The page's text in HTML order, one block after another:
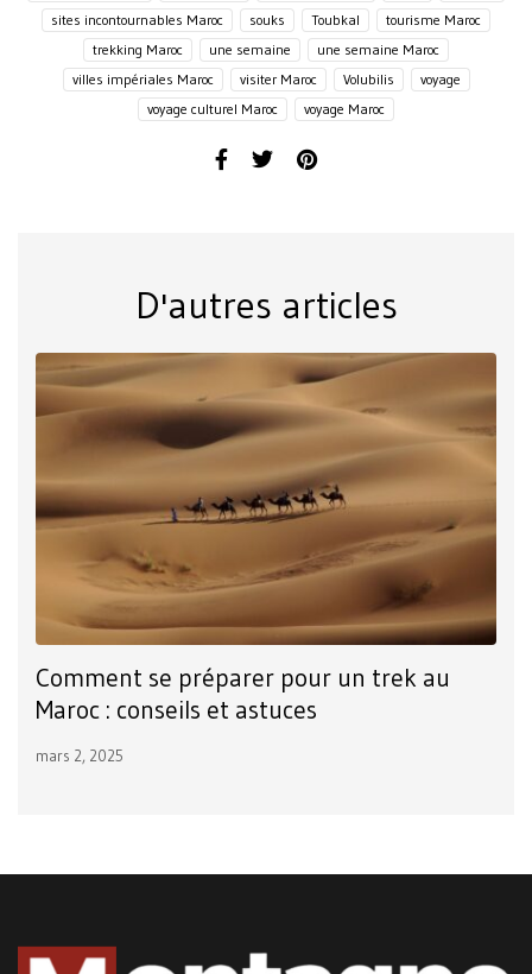
sites incontournables Maroc
souks Toubkal
tourisme Maroc
trekking Maroc
une semaine
une semaine Maroc
villes impériales Maroc
visiter Maroc Volubilis
voyage
voyage culturel Maroc
voyage Maroc
D'autres articles
Comment se préparer pour un trek au
Maroc : conseils et astuces
mars 2, 2025